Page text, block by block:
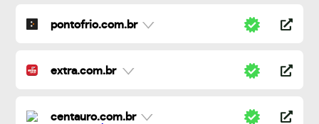
pontofrio.com.br
extra.com.br
centauro.com.br